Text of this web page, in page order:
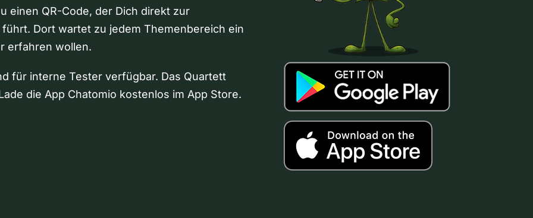
einen QR-Code, der Dich direkt zur
Dort wartet zu jedem Themenbereich ein
erfahren wollen.
für interne Tester verfügbar. Das Quartett
die App Chatomio kostenlos im App Store.